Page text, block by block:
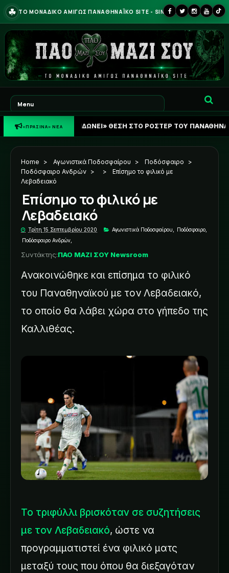
☘ ΤΟ ΜΟΝΑΔΙΚΟ ΑΜΙΓΩΣ ΠΑΝΑΘΗΝΑΪΚΟ SITE - SINCE 2013
«ΠΡΑΣΙΝΑ» ΝΕΑ
«ΚΛΕΙΔΩΝΕΙ» ΘΕΣΗ ΣΤΟ ΡΟΣΤΕΡ ΤΟΥ ΠΑΝΑΘΗΝΑΪΚΟΥ Ο
Home > Αγωνιστικά Ποδοσφαίρου > Ποδόσφαιρο
>
Ποδόσφαιρο Ανδρών > >
Επίσημο το φιλικό με
Λεβαδειακό
Επίσημο το φιλικό με
Λεβαδειακό
Τρίτη 15 Σεπτεμβρίου 2020 Αγωνιστικά Ποδοσφαίρου Ποδόσφαιρο
Ποδόσφαιρο Ανδρών
Συντάκτης:ΠΑΟ ΜΑΖΙ ΣΟΥ Newsroom
Ανακοινώθηκε και επίσημα το φιλικό
του Παναθηναϊκού με τον Λεβαδειακό,
το οποίο θα λάβει χώρα στο γήπεδο της
Καλλιθέας.
Το τριφύλλι βρισκόταν σε συζητήσεις
με τον Λεβαδειακό, ώστε να
προγραμματιστεί ένα φιλικό ματς
μεταξύ τους που όπου θα διεξαγόταν